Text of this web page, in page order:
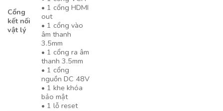
Cổng
kết nối
vật lý
• 1 cổng HDMI
out
• 1 cổng vào
âm thanh
3.5mm
• 1 cổng ra âm
thanh 3.5mm
• 1 cổng
nguồn DC 48V
• 1 khe khóa
bảo mật
• 1 lỗ reset